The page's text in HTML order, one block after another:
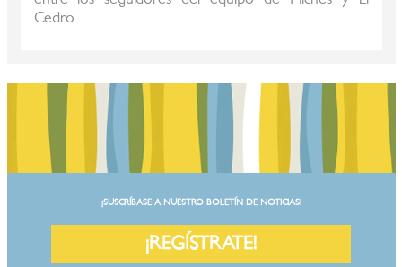
Cedro
¡SUSCRÍBASE A NUESTRO BOLETÍN DE NOTICIAS!
¡REGÍSTRATE!